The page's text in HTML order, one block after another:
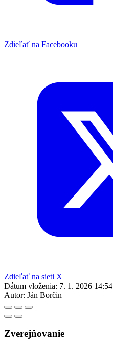
Zdieľať na Facebooku
Zdieľať na sieti X
Dátum vloženia: 7. 1. 2026 14:54
Autor: Ján Borčin
Zverejňovanie